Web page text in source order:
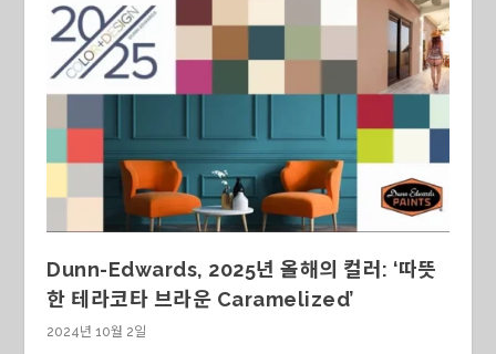
Dunn-Edwards, 2025년 올해의 컬러: ‘따뜻
한 테라코타 브라운 Caramelized’
2024년 10월 2일